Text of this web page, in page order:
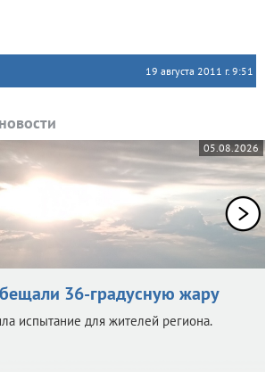
19 августа 2011 г. 9:51
05.08.2026
36-градусную жару
испытание для жителей региона.